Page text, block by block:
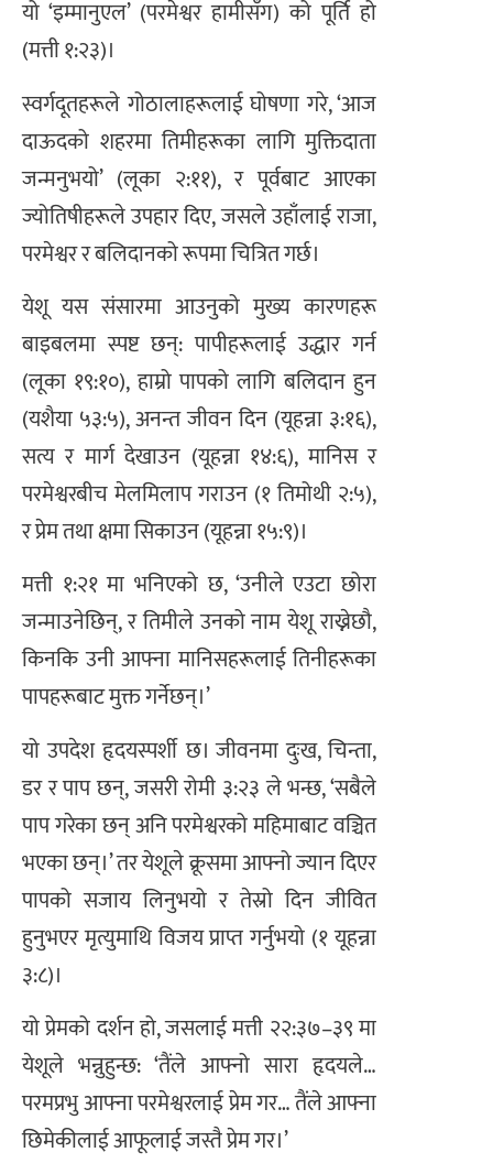
यो ‘इम्मानुएल’ (परमेश्वर हामीसँग) को पूर्ति हो
(मत्ती १:२३)।
स्वर्गदूतहरूले गोठालाहरूलाई घोषणा गरे, ‘आज
दाऊदको शहरमा तिमीहरूका लागि मुक्तिदाता
जन्मनुभयो’ (लूका २:११), र पूर्वबाट आएका
ज्योतिषीहरूले उपहार दिए, जसले उहाँलाई राजा,
परमेश्वर र बलिदानको रूपमा चित्रित गर्छ।
येशू यस संसारमा आउनुको मुख्य कारणहरू
बाइबलमा स्पष्ट छन्: पापीहरूलाई उद्धार गर्न
(लूका १९:१०), हाम्रो पापको लागि बलिदान हुन
(यशैया ५३:५), अनन्त जीवन दिन (यूहन्ना ३:१६),
सत्य र मार्ग देखाउन (यूहन्ना १४:६), मानिस र
परमेश्वरबीच मेलमिलाप गराउन (१ तिमोथी २:५),
र प्रेम तथा क्षमा सिकाउन (यूहन्ना १५:९)।
मत्ती १:२१ मा भनिएको छ, ‘उनीले एउटा छोरा
जन्माउनेछिन्, र तिमीले उनको नाम येशू राख्नेछौ,
किनकि उनी आफ्ना मानिसहरूलाई तिनीहरूका
पापहरूबाट मुक्त गर्नेछन्।’
यो उपदेश हृदयस्पर्शी छ। जीवनमा दुःख, चिन्ता,
डर र पाप छन्, जसरी रोमी ३:२३ ले भन्छ, ‘सबैले
पाप गरेका छन् अनि परमेश्वरको महिमाबाट वञ्चित
भएका छन्।’ तर येशूले क्रूसमा आफ्नो ज्यान दिएर
पापको सजाय लिनुभयो र तेस्रो दिन जीवित
हुनुभएर मृत्युमाथि विजय प्राप्त गर्नुभयो (१ यूहन्ना
३:८)।
यो प्रेमको दर्शन हो, जसलाई मत्ती २२:३७–३९ मा
येशूले भन्नुहुन्छ: ‘तैंले आफ्नो सारा हृदयले…
परमप्रभु आफ्ना परमेश्वरलाई प्रेम गर… तैंले आफ्ना
छिमेकीलाई आफूलाई जस्तै प्रेम गर।’